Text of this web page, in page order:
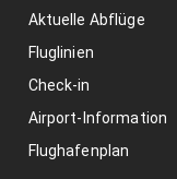
Aktuelle Abflüge
Fluglinien
Check-in
Airport-Information
Flughafenplan